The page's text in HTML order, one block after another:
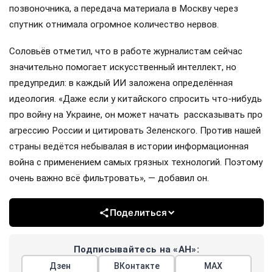
позвоночника, а передача материала в Москву через
спутник отнимала огромное количество нервов.
Соловьёв отметил, что в работе журналистам сейчас
значительно помогает искусственный интеллект, но
предупредил: в каждый ИИ заложена определённая
идеология. «Даже если у китайского спросить что-нибудь
про войну на Украине, он может начать рассказывать про
агрессию России и цитировать Зеленского. Против нашей
страны ведётся небывалая в истории информационная
война с применением самых грязных технологий. Поэтому
очень важно всё фильтровать», — добавил он.
Поделиться
Подписывайтесь на «АН»:
Дзен ВКонтакте МАХ